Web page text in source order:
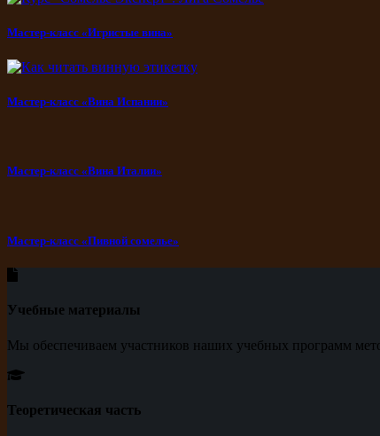
Мастер-класс «Игристые вина»
Мастер-класс «Вина Испании»
Мастер-класс «Вина Италии»
Мастер-класс «Пивной сомелье»
Учебные материалы
Мы обеспечиваем участников наших учебных программ
Теоретическая часть